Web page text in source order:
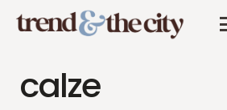
calze